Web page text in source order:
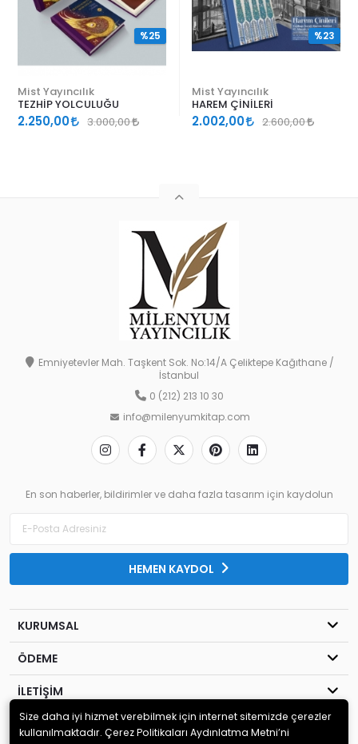
Mist Yayıncılık
TEZHİP YOLCULUĞU
2.250,00 3.000,00
%25
Mist Yayıncılık
HAREM ÇİNİLERİ
2.002,00 2.600,00
%23
Emniyetevler Mah. Taşkent Sok. No:14/A Çeliktepe Kağıthane /
İstanbul
0 (212) 213 10 30
info@milenyumkitap.com
En son haberler, bildirimler ve daha fazla tasarım için kaydolun
HEMEN KAYDOL
KURUMSAL
ÖDEME
İLETİŞİM
© 2020MİLENYUM YAYINCILIK. Tüm hakları saklıdır.
Size daha iyi hizmet verebilmek için internet sitemizde çerezler
kullanılmaktadır. Çerez Politikaları Aydınlatma Metni’ni